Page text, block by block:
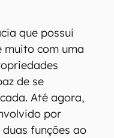
que possui
muito com uma
de se
Até agora,
por
funções ao